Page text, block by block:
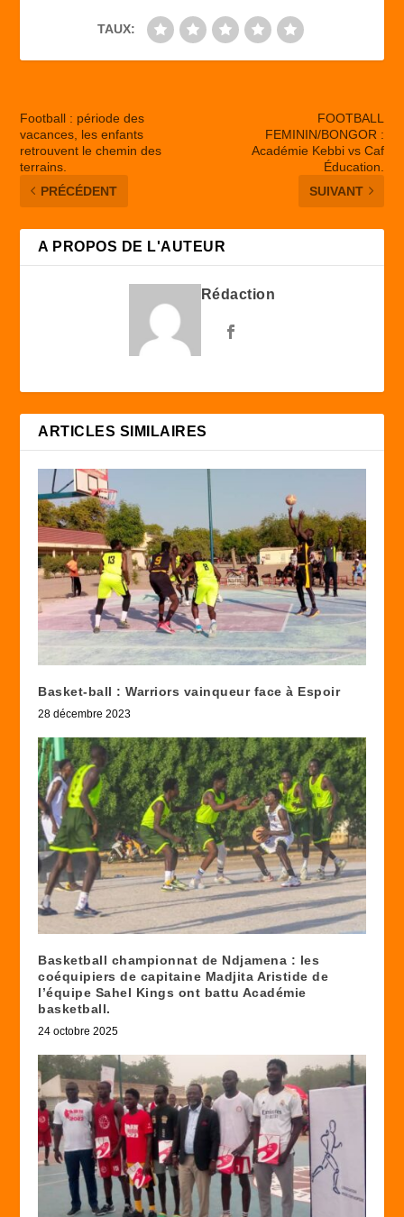
TAUX:
Football : période des
vacances, les enfants
retrouvent le chemin des
terrains.
PRÉCÉDENT
FOOTBALL
FEMININ/BONGOR :
Académie Kebbi vs Caf
Éducation.
SUIVANT
A PROPOS DE L'AUTEUR
Rédaction
ARTICLES SIMILAIRES
Basket-ball : Warriors vainqueur face à Espoir
28 décembre 2023
Basketball championnat de Ndjamena : les
coéquipiers de capitaine Madjita Aristide de
l’équipe Sahel Kings ont battu Académie
basketball.
24 octobre 2025